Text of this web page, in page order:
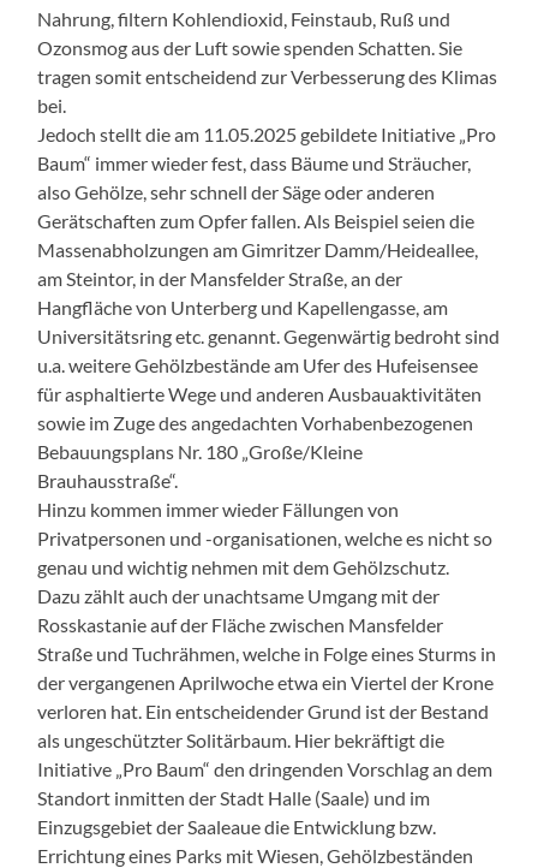
Nahrung, filtern Kohlendioxid, Feinstaub, Ruß und
Ozonsmog aus der Luft sowie spenden Schatten. Sie
tragen somit entscheidend zur Verbesserung des Klimas
bei.
Jedoch stellt die am 11.05.2025 gebildete Initiative „Pro
Baum“ immer wieder fest, dass Bäume und Sträucher,
also Gehölze, sehr schnell der Säge oder anderen
Gerätschaften zum Opfer fallen. Als Beispiel seien die
Massenabholzungen am Gimritzer Damm/Heideallee,
am Steintor, in der Mansfelder Straße, an der
Hangfläche von Unterberg und Kapellengasse, am
Universitätsring etc. genannt. Gegenwärtig bedroht sind
u.a. weitere Gehölzbestände am Ufer des Hufeisensee
für asphaltierte Wege und anderen Ausbauaktivitäten
sowie im Zuge des angedachten Vorhabenbezogenen
Bebauungsplans Nr. 180 „Große/Kleine
Brauhausstraße“.
Hinzu kommen immer wieder Fällungen von
Privatpersonen und -organisationen, welche es nicht so
genau und wichtig nehmen mit dem Gehölzschutz.
Dazu zählt auch der unachtsame Umgang mit der
Rosskastanie auf der Fläche zwischen Mansfelder
Straße und Tuchrähmen, welche in Folge eines Sturms in
der vergangenen Aprilwoche etwa ein Viertel der Krone
verloren hat. Ein entscheidender Grund ist der Bestand
als ungeschützter Solitärbaum. Hier bekräftigt die
Initiative „Pro Baum“ den dringenden Vorschlag an dem
Standort inmitten der Stadt Halle (Saale) und im
Einzugsgebiet der Saaleaue die Entwicklung bzw.
Errichtung eines Parks mit Wiesen, Gehölzbeständen